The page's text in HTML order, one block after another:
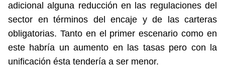
adicional alguna reducción en las regulaciones del
sector en términos del encaje y de las carteras
obligatorias. Tanto en el primer escenario como en
este habría un aumento en las tasas pero con la
unificación ésta tendería a ser menor.